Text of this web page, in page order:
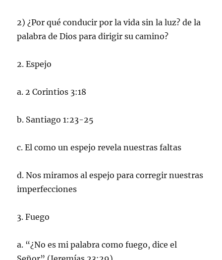
2) ¿Por qué conducir por la vida sin la luz? de la
palabra de Dios para dirigir su camino?
2. Espejo
a. 2 Corintios 3:18
b. Santiago 1:23-25
c. El como un espejo revela nuestras faltas
d. Nos miramos al espejo para corregir nuestras
imperfecciones
3. Fuego
a. “¿No es mi palabra como fuego, dice el